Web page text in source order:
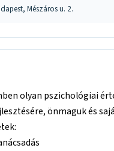
Mészáros u. 2.
olyan pszichológiai
önmaguk és